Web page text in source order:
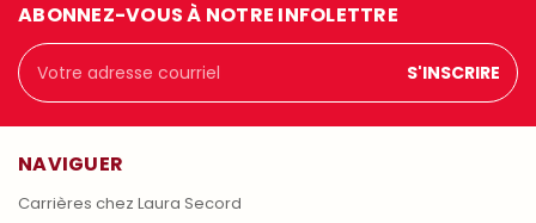
ABONNEZ-VOUS À NOTRE INFOLETTRE
Adresse
courriel
NAVIGUER
Carrières chez Laura Secord